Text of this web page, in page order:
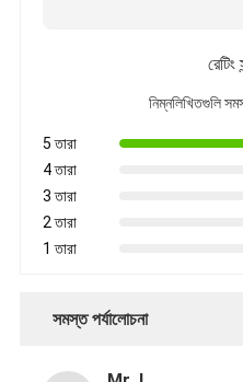
রেটিং
নিম্নলিখিতগুলি
5 তারা
4 তারা
3 তারা
2 তারা
1 তারা
সমস্ত পর্যালোচনা